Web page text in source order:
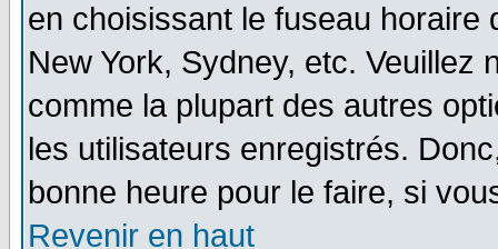
en choisissant le fuseau
New York, Sydney, etc. Veuillez
comme la plupart des autres
les utilisateurs enregistrés.
bonne heure pour le faire, si
Revenir en haut